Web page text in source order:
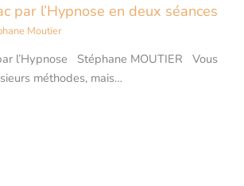
par l’Hypnose en deux séances
Moutier
l’Hypnose Stéphane MOUTIER Vous
méthodes, mais…